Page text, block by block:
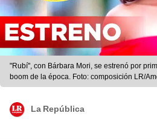
"Rubí", con Bárbara Mori, se estrenó por
boom de la época. Foto: composición LR/
La República